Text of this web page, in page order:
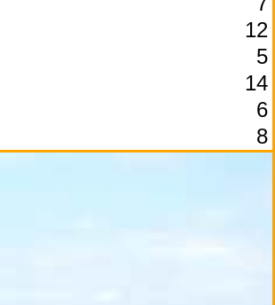
12
5
14
6
8